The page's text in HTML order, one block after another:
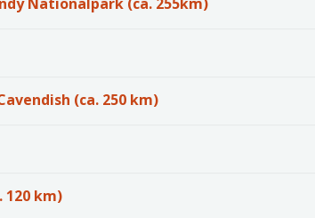
(ca. 250 km)
120 km)